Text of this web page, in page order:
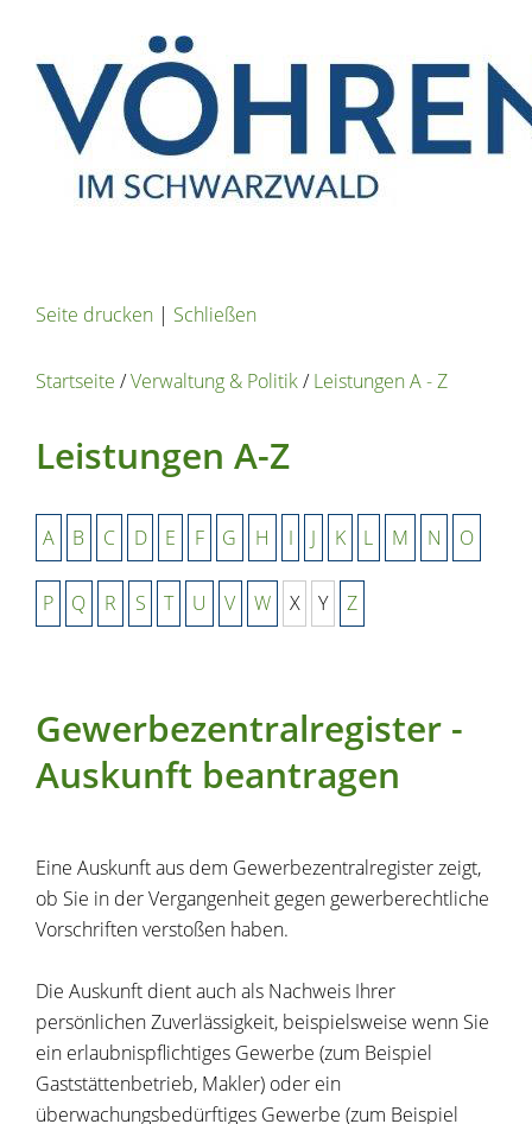
Seite drucken | Schließen
Startseite /Verwaltung & Politik/Leistungen A - Z
Leistungen A-Z
A B C D E F G H I J K L M N O
P Q R S T U V W X Y Z
Gewerbezentralregister -
Auskunft beantragen
Eine Auskunft aus dem Gewerbezentralregister zeigt,
ob Sie in der Vergangenheit gegen gewerberechtliche
Vorschriften verstoßen haben.
Die Auskunft dient auch als Nachweis Ihrer
persönlichen Zuverlässigkeit, beispielsweise wenn Sie
ein erlaubnispflichtiges Gewerbe (zum Beispiel
Gaststättenbetrieb, Makler) oder ein
überwachungsbedürftiges Gewerbe (zum Beispiel